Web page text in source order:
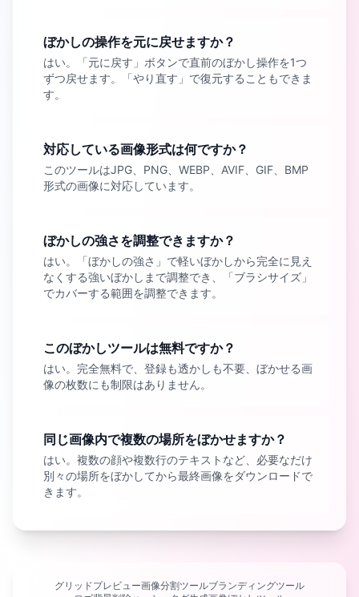
ぼかしの操作を元に戻せますか？
はい。「元に戻す」ボタンで直前のぼかし操作を1つ
ずつ戻せます。「やり直す」で復元することもできま
す。
対応している画像形式は何ですか？
このツールはJPG、PNG、WEBP、AVIF、GIF、BMP
形式の画像に対応しています。
ぼかしの強さを調整できますか？
はい。「ぼかしの強さ」で軽いぼかしから完全に見え
なくする強いぼかしまで調整でき、「ブラシサイズ」
でカバーする範囲を調整できます。
このぼかしツールは無料ですか？
はい。完全無料で、登録も透かしも不要、ぼかせる画
像の枚数にも制限はありません。
同じ画像内で複数の場所をぼかせますか？
はい。複数の顔や複数行のテキストなど、必要なだけ
別々の場所をぼかしてから最終画像をダウンロードで
きます。
グリッドプレビュー画像分割ツールブランディングツール